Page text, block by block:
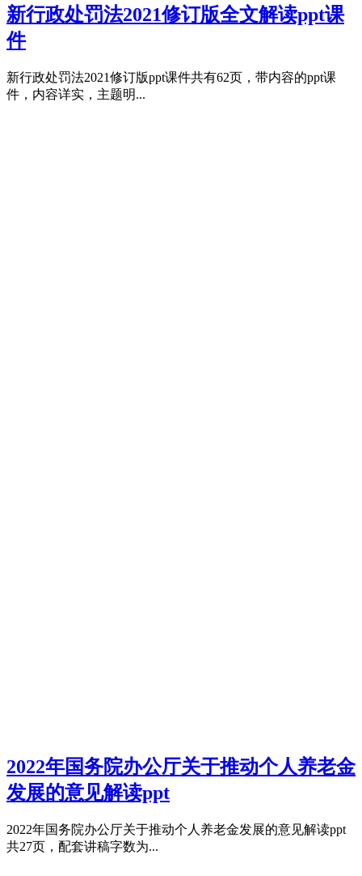
新行政处罚法2021修订版全文解读ppt课
件
新行政处罚法2021修订版ppt课件共有62页，带内容的ppt课
件，内容详实，主题明...
2022年国务院办公厅关于推动个人养老金
发展的意见解读ppt
2022年国务院办公厅关于推动个人养老金发展的意见解读ppt
共27页，配套讲稿字数为...